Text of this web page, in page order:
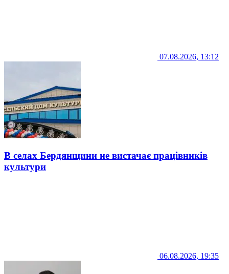
07.08.2026, 13:12
В селах Бердянщини не вистачає працівників
культури
06.08.2026, 19:35